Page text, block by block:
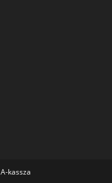
A-kassza